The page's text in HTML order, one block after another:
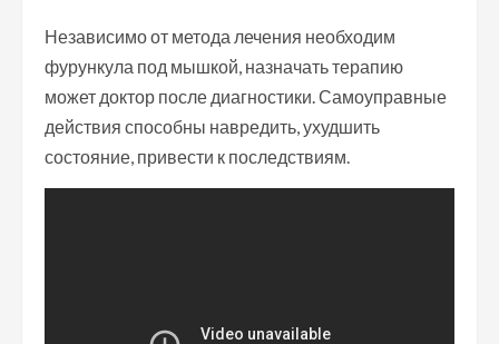
Независимо от метода лечения необходим
фурункула под мышкой, назначать терапию
может доктор после диагностики. Самоуправные
действия способны навредить, ухудшить
состояние, привести к последствиям.